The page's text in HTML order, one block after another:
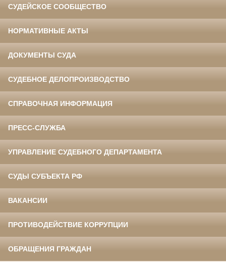
СУДЕЙСКОЕ СООБЩЕСТВО
НОРМАТИВНЫЕ АКТЫ
ДОКУМЕНТЫ СУДА
СУДЕБНОЕ ДЕЛОПРОИЗВОДСТВО
СПРАВОЧНАЯ ИНФОРМАЦИЯ
ПРЕСС-СЛУЖБА
УПРАВЛЕНИЕ СУДЕБНОГО ДЕПАРТАМЕНТА
СУДЫ СУБЪЕКТА РФ
ВАКАНСИИ
ПРОТИВОДЕЙСТВИЕ КОРРУПЦИИ
ОБРАЩЕНИЯ ГРАЖДАН